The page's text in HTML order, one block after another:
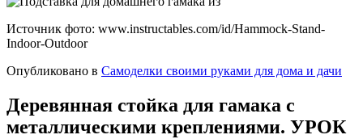
Источник фото: www.instructables.com/id/Hammock-Stand-
Indoor-Outdoor
Опубликовано в Самоделки своими руками для дома и дачи
Деревянная стойка для гамака с
металлическими креплениями. УРОК